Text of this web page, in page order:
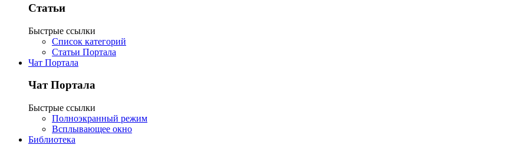
Статьи
Быстрые ссылки
Список категорий
Статьи Портала
Чат Портала
Чат Портала
Быстрые ссылки
Полноэкранный режим
Всплывающее окно
Библиотека